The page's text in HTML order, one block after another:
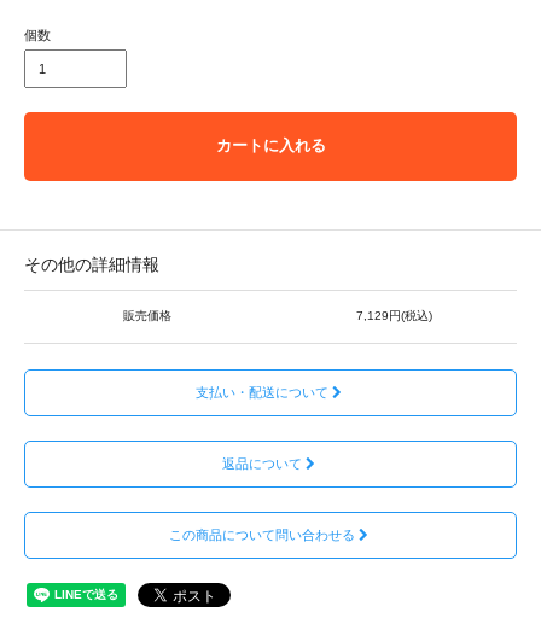
個数
カートに入れる
その他の詳細情報
販売価格 7,129円(税込)
支払い・配送について
返品について
この商品について問い合わせる